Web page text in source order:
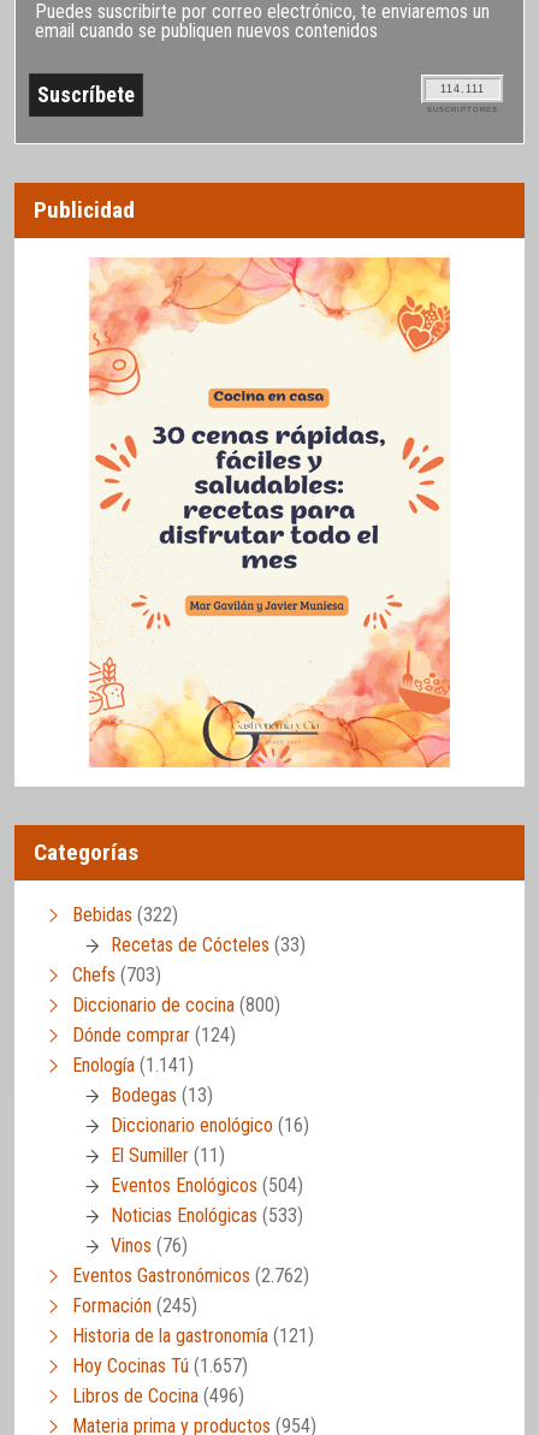
Puedes suscribirte por correo electrónico, te enviaremos un
email cuando se publiquen nuevos contenidos
114.111
SUSCRIPTORES
Publicidad
Categorías
Bebidas (322)
Recetas de Cócteles (33)
Chefs (703)
Diccionario de cocina (800)
Dónde comprar (124)
Enología (1.141)
Bodegas (13)
Diccionario enológico (16)
El Sumiller (11)
Eventos Enológicos (504)
Noticias Enológicas (533)
Vinos (76)
Eventos Gastronómicos (2.762)
Formación (245)
Historia de la gastronomía (121)
Hoy Cocinas Tú (1.657)
Libros de Cocina (496)
Materia prima y productos (954)